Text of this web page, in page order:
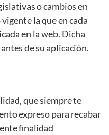
o cambios en
la que en cada
en la web. Dicha
de su aplicación.
que siempre te
expreso para recabar
finalidad